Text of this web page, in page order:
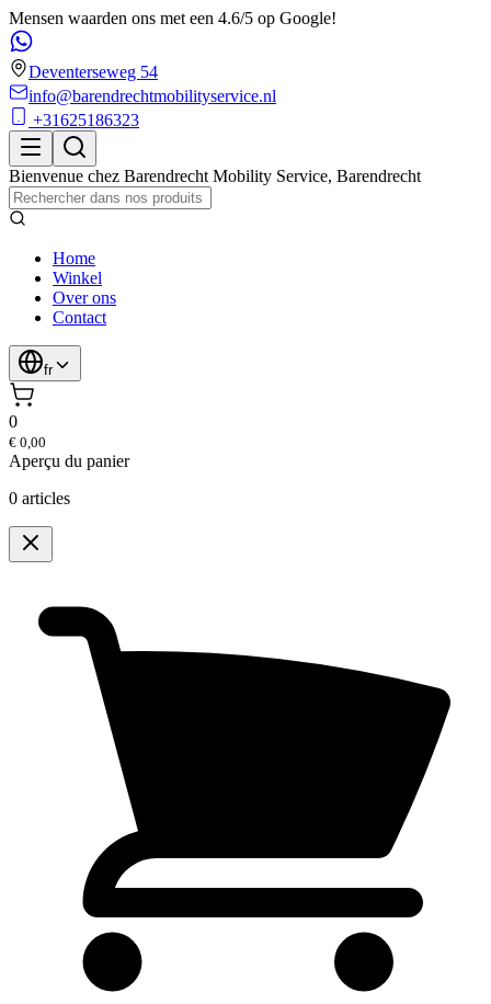
Mensen waarden ons met een 4.6/5 op Google!
Deventerseweg 54
info@barendrechtmobilityservice.nl
+31625186323
Bienvenue chez Barendrecht Mobility Service, Barendrecht
Home
Winkel
Over ons
Contact
fr
0
€ 0,00
Aperçu du panier
0 articles